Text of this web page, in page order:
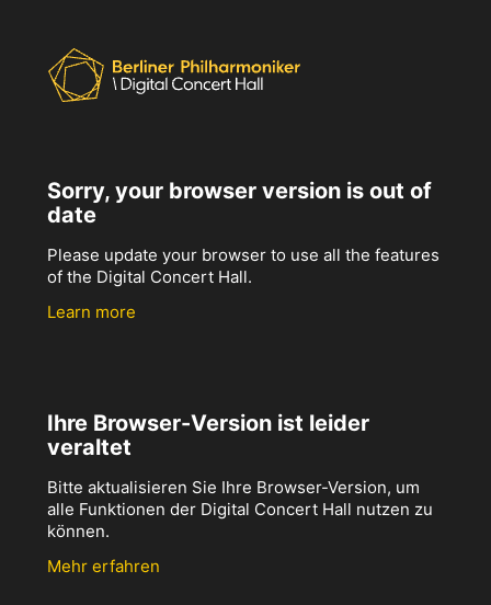
Sorry, your browser version is out of
date
Please update your browser to use all the features
of the Digital Concert Hall.
Learn more
Ihre Browser-Version ist leider
veraltet
Bitte aktualisieren Sie Ihre Browser-Version, um
alle Funktionen der Digital Concert Hall nutzen zu
können.
Mehr erfahren